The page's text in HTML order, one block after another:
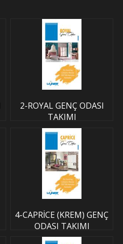
2-ROYAL GENÇ ODASI
TAKIMI
4-CAPRİCE (KREM) GENÇ
ODASI TAKIMI